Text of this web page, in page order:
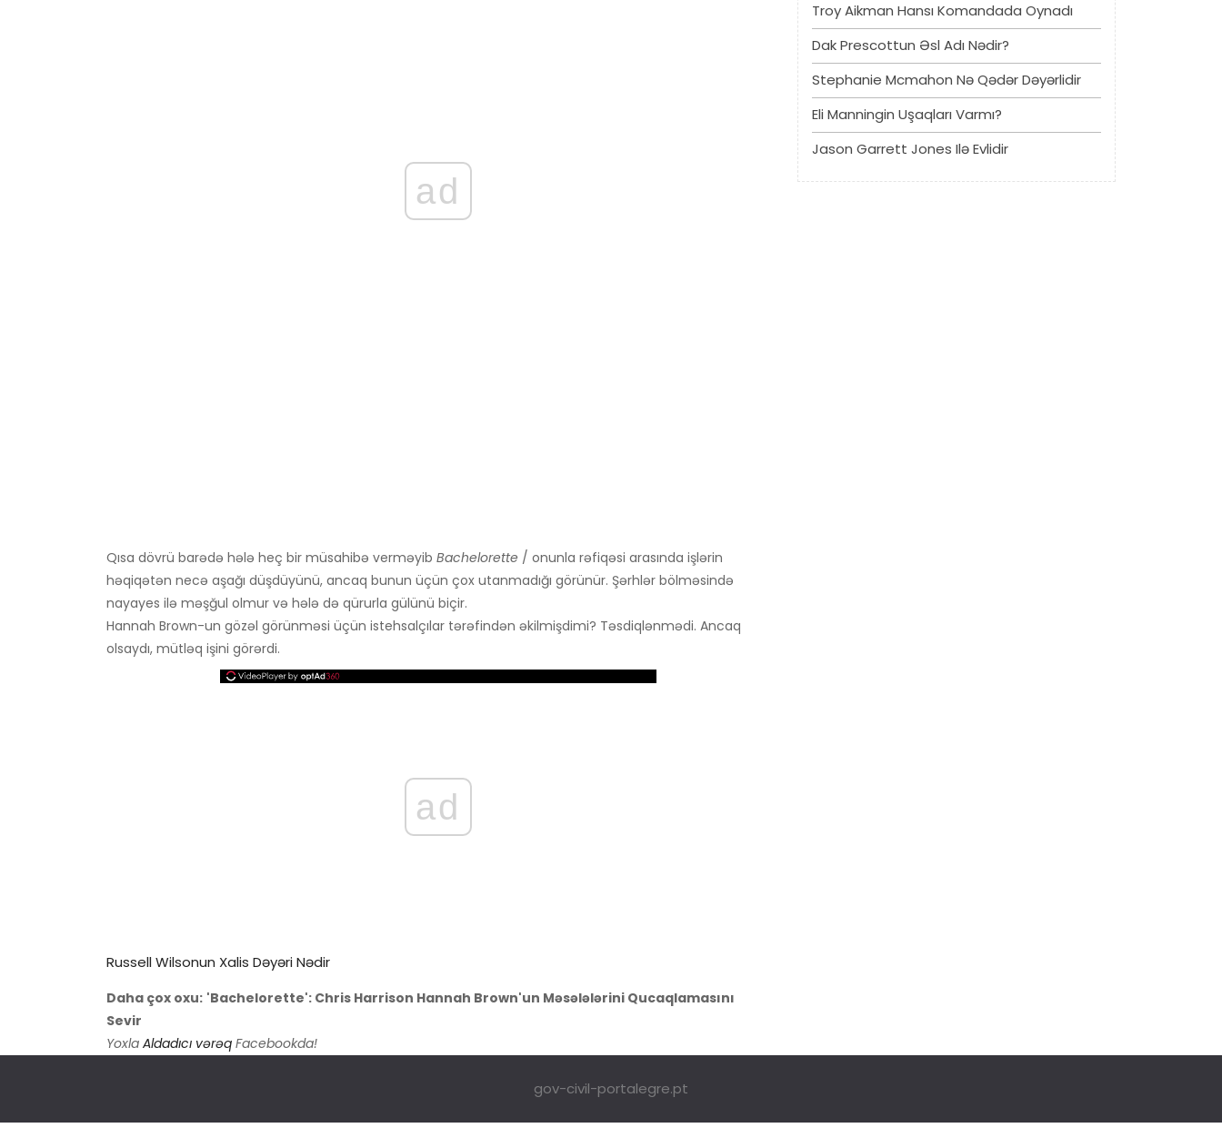
ad
Qısa dövrü barədə hələ heç bir müsahibə verməyib Bachelorette / onunla rəfiqəsi arasında işlərin
həqiqətən necə aşağı düşdüyünü, ancaq bunun üçün çox utanmadığı görünür. Şərhlər bölməsində
nayayes ilə məşğul olmur və hələ də qürurla gülünü biçir.
Hannah Brown-un gözəl görünməsi üçün istehsalçılar tərəfindən əkilmişdimi? Təsdiqlənmədi. Ancaq
olsaydı, mütləq işini görərdi.
ad
Russell Wilsonun Xalis Dəyəri Nədir
Daha çox oxu: 'Bachelorette': Chris Harrison Hannah Brown'un Məsələlərini Qucaqlamasını
Sevir
Yoxla Aldadıcı vərəq Facebookda!
Troy Aikman Hansı Komandada Oynadı
Dak Prescottun Əsl Adı Nədir?
Stephanie Mcmahon Nə Qədər Dəyərlidir
Eli Manningin Uşaqları Varmı?
Jason Garrett Jones Ilə Evlidir
gov-civil-portalegre.pt